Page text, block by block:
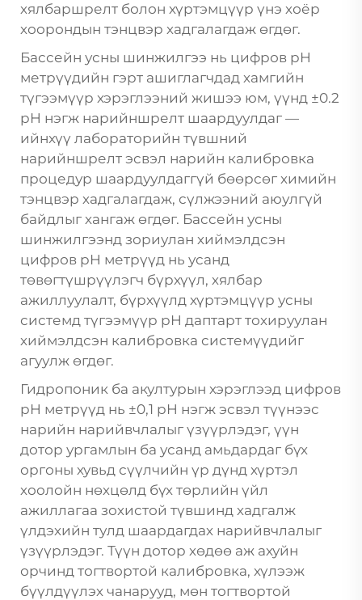
хялбаршрелт болон хүртэмцүүр үнэ хоёр
хоорондын тэнцвэр хадгалагдаж өгдөг.
Бассейн усны шинжилгээ нь цифров pH
метрүүдийн гэрт ашиглагчдад хамгийн
түгээмүүр хэрэглээний жишээ юм, үүнд ±0.2
pH нэгж нарийншрелт шаардуулдаг —
ийнхүү лабораторийн түвшний
нарийншрелт эсвэл нарийн калибровка
процедур шаардуулдаггүй бөөрсөг химийн
тэнцвэр хадгалагдаж, сүлжээний аюулгүй
байдлыг хангаж өгдөг. Бассейн усны
шинжилгээнд зориулан хиймэлдсэн
цифров pH метрүүд нь усанд
төвөгтүшрүүлэгч бүрхүүл, хялбар
ажиллуулалт, бүрхүүлд хүртэмцүүр усны
системд түгээмүүр pH даптарт тохируулан
хиймэлдсэн калибровка системүүдийг
агуулж өгдөг.
Гидропоник ба акултурын хэрэглээд цифров
pH метрүүд нь ±0,1 pH нэгж эсвэл түүнээс
нарийн нарийвчлалыг үзүүрлэдэг, үүн
дотор ургамлын ба усанд амьдардаг бүх
оргоны хувьд сүүлчийн үр дүнд хүртэл
хоолойн нөхцөлд бүх төрлийн үйл
ажиллагаа зохистой түвшинд хадгалж
үлдэхийн тулд шаардагдах нарийвчлалыг
үзүүрлэдэг. Түүн дотор хөдөө аж ахуйн
орчинд тогтвортой калибровка, хүлээж
бүүлдүүлэх чанарууд, мөн тогтвортой